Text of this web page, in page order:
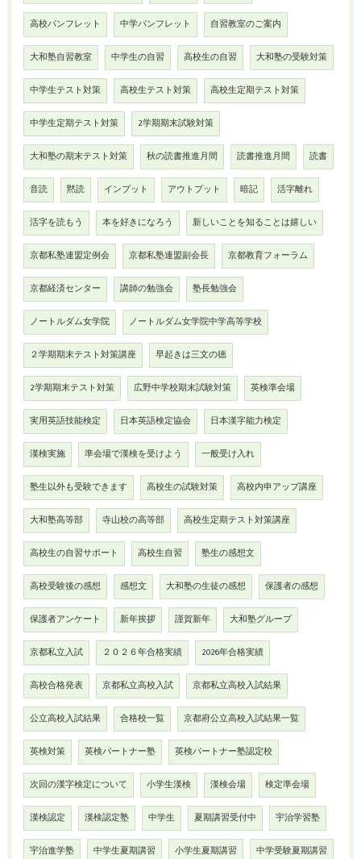
高校パンフレット 中学パンフレット 自習教室のご案内
大和塾自習教室 中学生の自習 高校生の自習 大和塾の受験対策
中学生テスト対策 高校生テスト対策 高校生定期テスト対策
中学生定期テスト対策 2学期期末試験対策
大和塾の期末テスト対策 秋の読書推進月間 読書推進月間 読書
音読 黙読 インプット アウトプット 暗記 活字離れ
活字を読もう 本を好きになろう 新しいことを知ることは嬉しい
京都私塾連盟定例会 京都私塾連盟副会長 京都教育フォーラム
京都経済センター 講師の勉強会 塾長勉強会
ノートルダム女学院 ノートルダム女学院中学高等学校
２学期期末テスト対策講座 早起きは三文の徳
2学期期末テスト対策 広野中学校期末試験対策 英検準会場
実用英語技能検定 日本英語検定協会 日本漢字能力検定
漢検実施 準会場で漢検を受けよう 一般受け入れ
塾生以外も受験できます 高校生の試験対策 高校内申アップ講座
大和塾高等部 寺山校の高等部 高校生定期テスト対策講座
高校生の自習サポート 高校生自習 塾生の感想文
高校受験後の感想 感想文 大和塾の生徒の感想 保護者の感想
保護者アンケート 新年挨拶 謹賀新年 大和塾グループ
京都私立入試 ２０２６年合格実績 2026年合格実績
高校合格発表 京都私立高校入試 京都私立高校入試結果
公立高校入試結果 合格校一覧 京都府公立高校入試結果一覧
英検対策 英検パートナー塾 英検パートナー塾認定校
次回の漢字検定について 小学生漢検 漢検会場 検定準会場
漢検認定 漢検認定塾 中学生 夏期講習受付中 宇治学習塾
宇治進学塾 中学生夏期講習 小学生夏期講習 中学受験夏期講習